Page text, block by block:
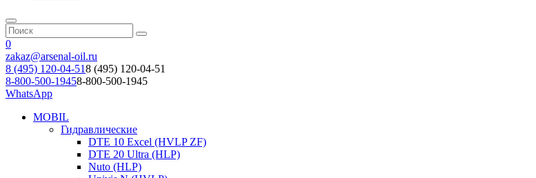
0
zakaz@arsenal-oil.ru
8 (495) 120-04-518 (495) 120-04-51
8-800-500-19458-800-500-1945
WhatsApp
MOBIL
Гидравлические
DTE 10 Excel (HVLP ZF)
DTE 20 Ultra (HLP)
Nuto (HLP)